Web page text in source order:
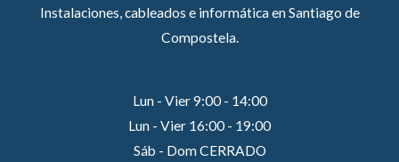
Instalaciones, cableados e informática en Santiago de
Compostela.
Lun - Vier 9:00 - 14:00
Lun - Vier 16:00 - 19:00
Sáb - Dom CERRADO